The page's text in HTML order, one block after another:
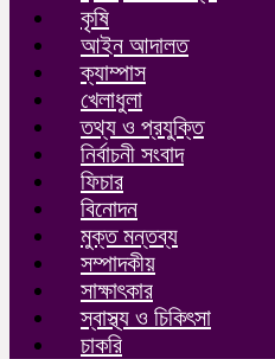
কৃষি
আইন আদালত
ক্যাম্পাস
খেলাধুলা
তথ্য ও প্রযুক্তি
নির্বাচনী সংবাদ
ফিচার
বিনোদন
মুক্ত মন্তব্য
সম্পাদকীয়
সাক্ষাৎকার
স্বাস্থ্য ও চিকিৎসা
চাকরি